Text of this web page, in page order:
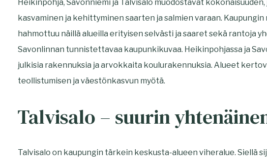
Heikinpohja, Savonniemi ja Talvisalo muodostavat
kasvaminen ja kehittyminen saarten ja salmien varaan.
hahmottuu näillä alueilla erityisen selvästi ja saaret sekä rantoja
Savonlinnan tunnistettavaa kaupunkikuvaa. Heikinpohjassa ja
julkisia rakennuksia ja arvokkaita koulurakennuksia. Alueet
teollistumisen ja väestönkasvun myötä.
Talvisalo – suurin
Talvisalo on kaupungin tärkein keskusta-alueen viheralue. Siellä